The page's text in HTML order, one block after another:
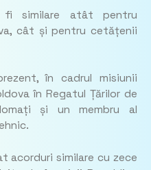
fi similare atât pentru
cât și pentru cetățenii
în cadrul misiunii
în Regatul Țărilor de
și un membru al
acorduri similare cu zece